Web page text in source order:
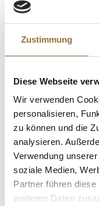
Zustimmung
Diese Webseite
Wir verwenden
personalisieren,
zu können und die
analysieren.
Verwendung
soziale Medien,
Partner führen
weiteren Daten
1.2 g
Salz
0.5 g
€ 12,95
St.